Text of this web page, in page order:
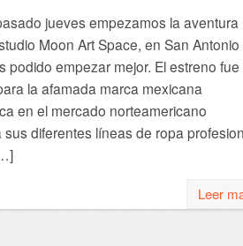
jueves empezamos la aventura
Moon Art Space, en San Antonio
podido empezar mejor. El estreno fue
la afamada marca mexicana
en el mercado norteamericano
diferentes líneas de ropa
Leer